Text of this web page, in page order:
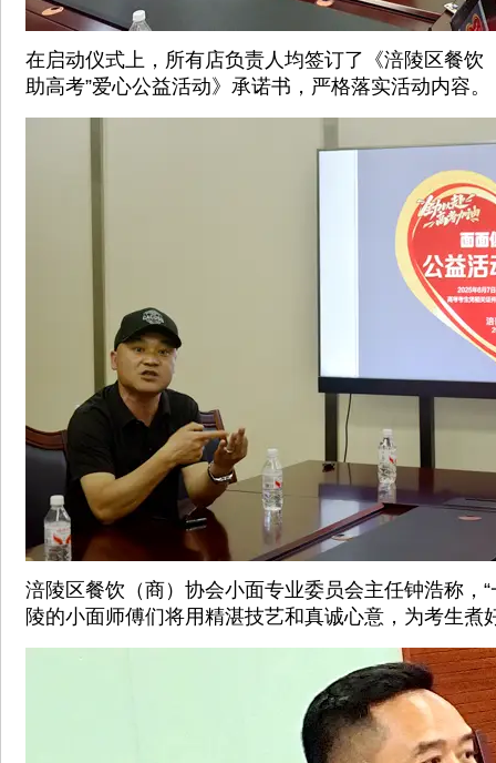
在启动仪式上，所有店负责人均签订了《涪陵区餐饮
助高考”爱心公益活动》承诺书，严格落实活动内容。
涪陵区餐饮（商）协会小面专业委员会主任钟浩称，
陵的小面师傅们将用精湛技艺和真诚心意，为考生煮